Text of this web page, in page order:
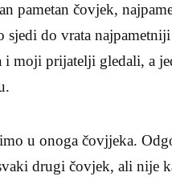
pametan čovjek,
do vrata
moji prijatelji gledali, a
u onoga čovjjeka.
drugi čovjek, ali nije